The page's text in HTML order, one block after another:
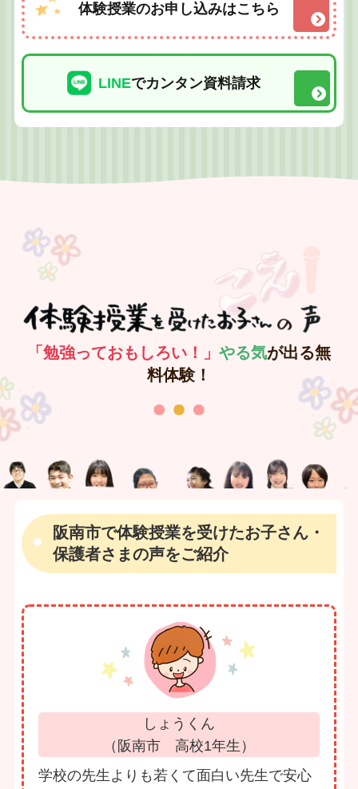
体験授業のお申し込みはこちら
LINEでカンタン資料請求
「勉強っておもしろい！」 やる気が出る無
料体験！
阪南市で体験授業を受けたお子さん・
保護者さまの声をご紹介
しょうくん
（阪南市 高校1年生）
学校の先生よりも若くて面白い先生で安心